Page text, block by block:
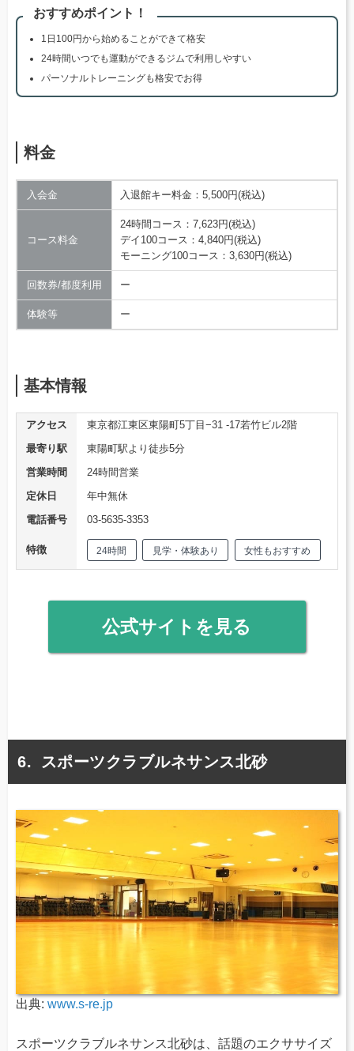
おすすめポイント！
1日100円から始めることができて格安
24時間いつでも運動ができるジムで利用しやすい
パーソナルトレーニングも格安でお得
料金
入会金 入退館キー料金：5,500円(税込)
コース料金
24時間コース：7,623円(税込)
デイ100コース：4,840円(税込)
モーニング100コース：3,630円(税込)
回数券/都度利用 ー
体験等 ー
基本情報
アクセス
東京都江東区東陽町5丁目−31 -17若竹ビル2階
最寄り駅
東陽町駅より徒歩5分
営業時間
24時間営業
定休日
年中無休
電話番号
03-5635-3353
特徴 24時間 見学・体験あり 女性もおすすめ
公式サイトを見る
スポーツクラブルネサンス北砂
出典: www.s-re.jp
スポーツクラブルネサンス北砂は、話題のエクササイズ